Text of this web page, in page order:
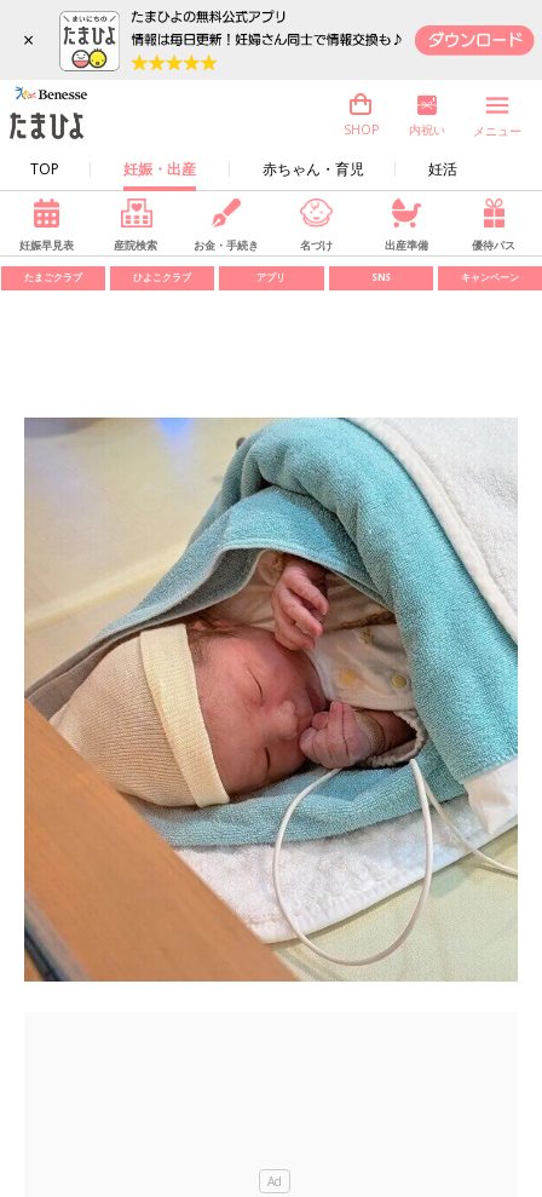
×
TOP 妊娠・出産 赤ちゃん・育児 妊活
SHOP 内祝い メニュー
妊娠早見表 産院検索 お金・手続き 名づけ 出産準備 優待パス
たまごクラブ ひよこクラブ アプリ SNS キャンペーン